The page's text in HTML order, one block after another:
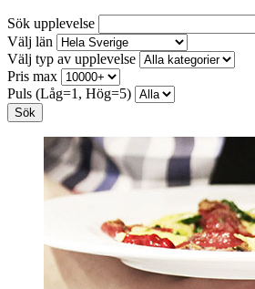
Sök upplevelse
Välj län
Välj typ av upplevelse
Pris max
Puls (Låg=1, Hög=5)